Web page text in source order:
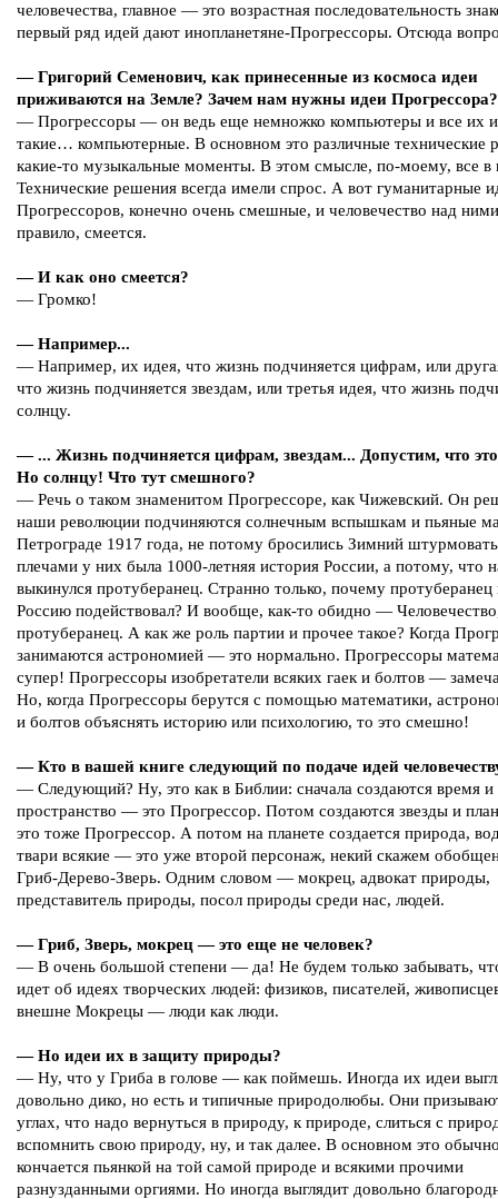
человечества, главное — это возрастная последовательность
первый ряд идей дают инопланетяне-Прогрессоры. Отсюда
— Григорий Семенович, как принесенные из космоса идеи
приживаются на Земле? Зачем нам нужны идеи Прогрессора?
— Прогрессоры — он ведь еще немножко компьютеры и все их
такие… компьютерные. В основном это различные технические
какие-то музыкальные моменты. В этом смысле, по-моему, все в
Технические решения всегда имели спрос. А вот гуманитарные
Прогрессоров, конечно очень смешные, и человечество над
правило, смеется.
— И как оно смеется?
— Громко!
— Например...
— Например, их идея, что жизнь подчиняется цифрам, или
что жизнь подчиняется звездам, или третья идея, что жизнь
солнцу.
— ... Жизнь подчиняется цифрам, звездам... Допустим, что
Но солнцу! Что тут смешного?
— Речь о таком знаменитом Прогрессоре, как Чижевский. Он
наши революции подчиняются солнечным вспышкам и пьяные
Петрограде 1917 года, не потому бросились Зимний
плечами у них была 1000-летняя история России, а потому, что
выкинулся протуберанец. Странно только, почему
Россию подействовал? И вообще, как-то обидно —
протуберанец. А как же роль партии и прочее такое? Когда
занимаются астрономией — это нормально. Прогрессоры
супер! Прогрессоры изобретатели всяких гаек и болтов —
Но, когда Прогрессоры берутся с помощью математики,
и болтов объяснять историю или психологию, то это смешно!
— Кто в вашей книге следующий по подаче идей
— Следующий? Ну, это как в Библии: сначала создаются время и
пространство — это Прогрессор. Потом создаются звезды и
это тоже Прогрессор. А потом на планете создается природа,
твари всякие — это уже второй персонаж, некий скажем
Гриб-Дерево-Зверь. Одним словом — мокрец, адвокат природы,
представитель природы, посол природы среди нас, людей.
— Гриб, Зверь, мокрец — это еще не человек?
— В очень большой степени — да! Не будем только забывать,
идет об идеях творческих людей: физиков, писателей,
внешне Мокрецы — люди как люди.
— Но идеи их в защиту природы?
— Ну, что у Гриба в голове — как поймешь. Иногда их идеи
довольно дико, но есть и типичные природолюбы. Они
углах, что надо вернуться в природу, к природе, слиться с
вспомнить свою природу, ну, и так далее. В основном это
кончается пьянкой на той самой природе и всякими прочими
разнузданными оргиями. Но иногда выглядит довольно